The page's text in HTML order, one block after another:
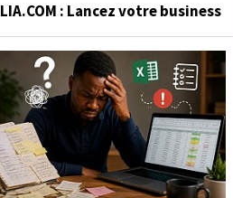
: Lancez votre business